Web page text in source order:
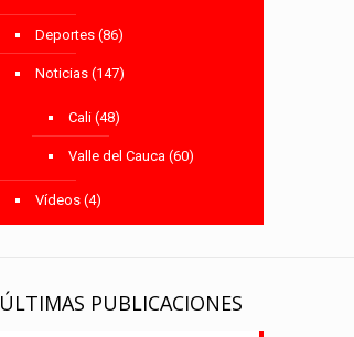
Deportes (86)
Noticias (147)
Cali (48)
Valle del Cauca (60)
Vídeos (4)
ÚLTIMAS PUBLICACIONES